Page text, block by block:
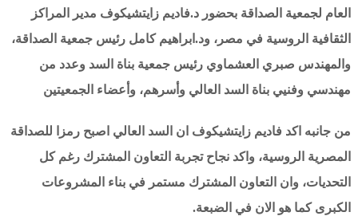
العام لجمعية الصداقة بحضور د.فاديم زايتشيكوف مدير المراكز
الثقافية الروسية في مصر، ود.ابراهيم كامل رئيس جمعية الصداقة،
والمهندس صبري العشماوي رئيس جمعية بناة السد وعدد من
مهندسي وفنيي بناة السد العالي وأسرهم، وأعضاء الجمعيتين
من جانبه اكد فاديم زايتشيكوف ان السد العالي اصبح رمزا للصداقة
المصرية الروسية، واكد نجاح تجربة التعاون المشترك رغم كل
التحديات، وان التعاون المشترك مستمر في بناء المشروعات
الكبرى كما هو الان في الضبعة.